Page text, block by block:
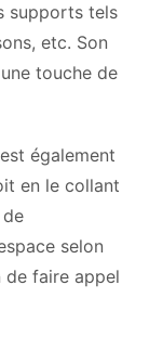
supports tels
etc. Son
touche de
également
en le collant
selon
de faire appel